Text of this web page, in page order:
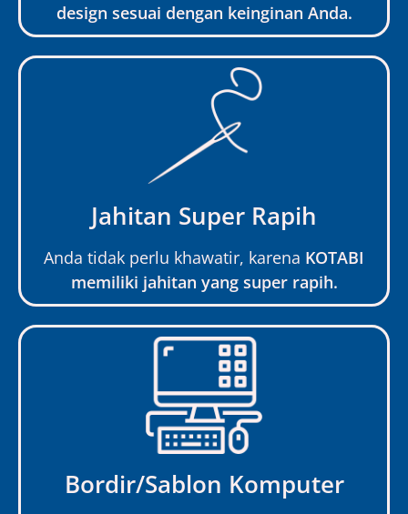
design sesuai dengan keinginan Anda.
Jahitan Super Rapih
Anda tidak perlu khawatir, karena KOTABI
memiliki jahitan yang super rapih.
Bordir/Sablon Komputer